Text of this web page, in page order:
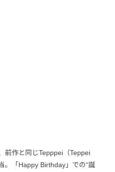
前作と同じTepppei（Teppei
。「Happy Birthday」での“誕